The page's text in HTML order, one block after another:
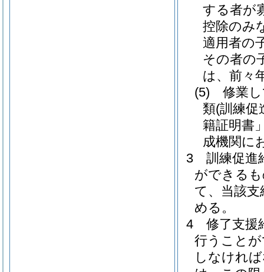
する者が
控除のみ
適用者の
その者の
は、前々
(5) 修業し
類(訓練促
籍証明書
成機関に
3 訓練促進
ができる
て、当該
める。
4 修了支援
行うこと
しなけれ